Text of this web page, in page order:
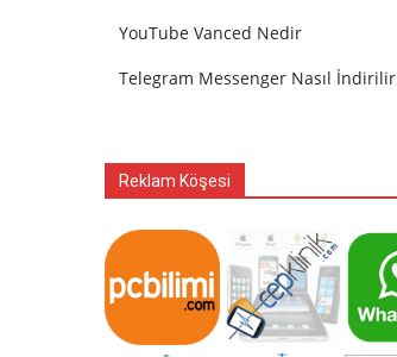
YouTube Vanced Nedir
Telegram Messenger Nasıl İndirilir
Reklam Köşesi